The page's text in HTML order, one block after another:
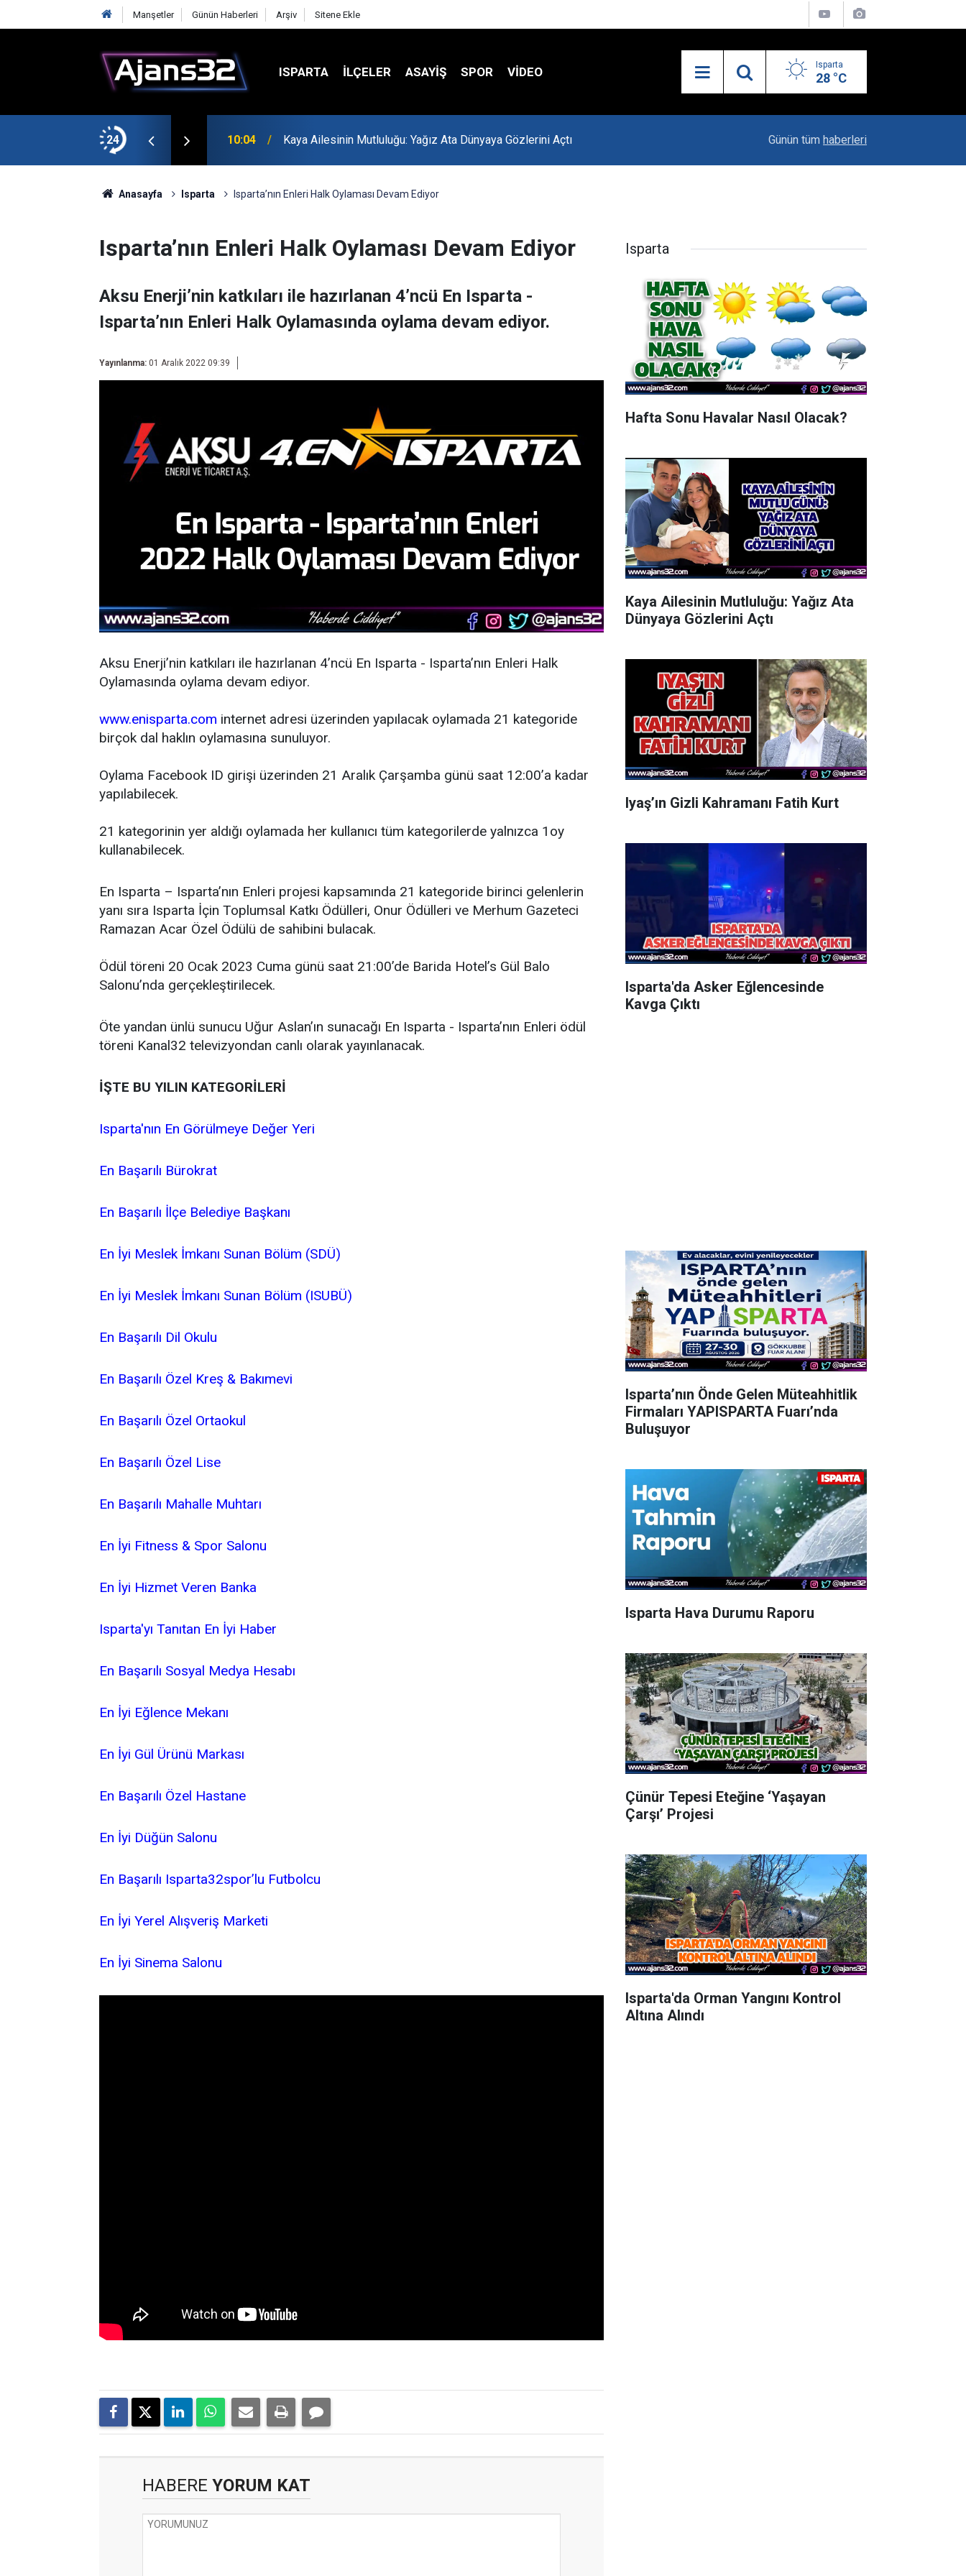
Manşetler Günün Haberleri Arşiv Sitene Ekle
ISPARTA İLÇELER ASAYİŞ SPOR VIDEO Isparta
28 °C
24 10:04 Kaya Ailesinin Mutluluğu: Yağız Ata Dünyaya Gözlerini Açtı Iyaş’ın Gizli Kahramanı Fatih Kurt
Günün tüm haberleri
Anasayfa Isparta Isparta’nın Enleri Halk Oylaması Devam Ediyor
Isparta’nın Enleri Halk Oylaması Devam Ediyor
Aksu Enerji’nin katkıları ile hazırlanan 4’ncü En Isparta -
Isparta’nın Enleri Halk Oylamasında oylama devam ediyor.
Yayınlanma: 01 Aralık 2022 09:39
Aksu Enerji’nin katkıları ile hazırlanan 4’ncü En Isparta - Isparta’nın Enleri Halk
Oylamasında oylama devam ediyor.
www.enisparta.com internet adresi üzerinden yapılacak oylamada 21 kategoride
birçok dal haklın oylamasına sunuluyor.
Oylama Facebook ID girişi üzerinden 21 Aralık Çarşamba günü saat 12:00’a kadar
yapılabilecek.
21 kategorinin yer aldığı oylamada her kullanıcı tüm kategorilerde yalnızca 1oy
kullanabilecek.
En Isparta – Isparta’nın Enleri projesi kapsamında 21 kategoride birinci gelenlerin
yanı sıra Isparta İçin Toplumsal Katkı Ödülleri, Onur Ödülleri ve Merhum Gazeteci
Ramazan Acar Özel Ödülü de sahibini bulacak.
Ödül töreni 20 Ocak 2023 Cuma günü saat 21:00’de Barida Hotel’s Gül Balo
Salonu’nda gerçekleştirilecek.
Öte yandan ünlü sunucu Uğur Aslan’ın sunacağı En Isparta - Isparta’nın Enleri ödül
töreni Kanal32 televizyondan canlı olarak yayınlanacak.
İŞTE BU YILIN KATEGORİLERİ
Isparta'nın En Görülmeye Değer Yeri
En Başarılı Bürokrat
En Başarılı İlçe Belediye Başkanı
En İyi Meslek İmkanı Sunan Bölüm (SDÜ)
En İyi Meslek İmkanı Sunan Bölüm (ISUBÜ)
En Başarılı Dil Okulu
En Başarılı Özel Kreş & Bakımevi
En Başarılı Özel Ortaokul
En Başarılı Özel Lise
En Başarılı Mahalle Muhtarı
En İyi Fitness & Spor Salonu
En İyi Hizmet Veren Banka
Isparta'yı Tanıtan En İyi Haber
En Başarılı Sosyal Medya Hesabı
En İyi Eğlence Mekanı
En İyi Gül Ürünü Markası
En Başarılı Özel Hastane
En İyi Düğün Salonu
En Başarılı Isparta32spor’lu Futbolcu
En İyi Yerel Alışveriş Marketi
En İyi Sinema Salonu
HABERE YORUM KAT
Isparta
Hafta Sonu Havalar Nasıl Olacak?
Kaya Ailesinin Mutluluğu: Yağız Ata
Dünyaya Gözlerini Açtı
Iyaş’ın Gizli Kahramanı Fatih Kurt
Isparta'da Asker Eğlencesinde
Kavga Çıktı
Isparta’nın Önde Gelen Müteahhitlik
Firmaları YAPISPARTA Fuarı’nda
Buluşuyor
Isparta Hava Durumu Raporu
Çünür Tepesi Eteğine ‘Yaşayan
Çarşı’ Projesi
Isparta'da Orman Yangını Kontrol
Altına Alındı